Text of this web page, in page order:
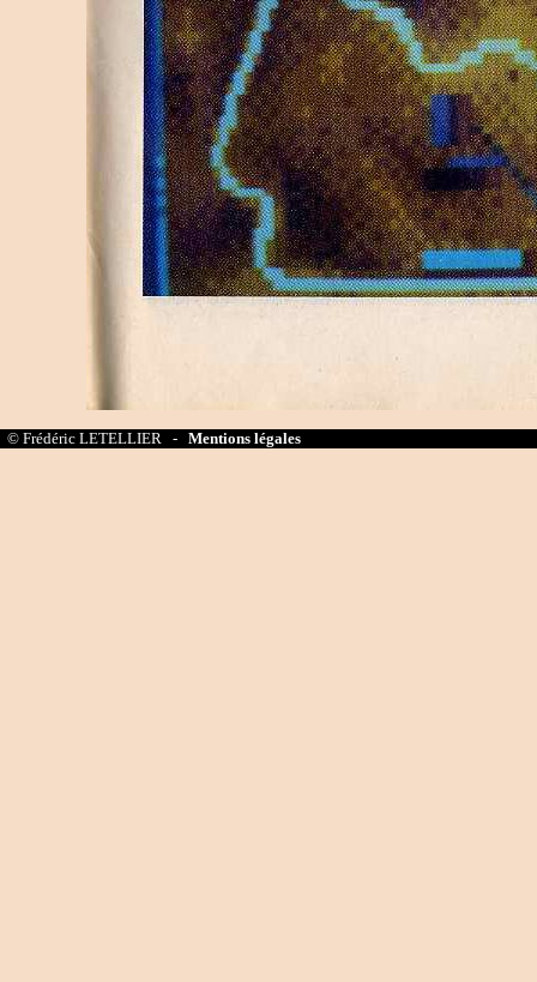
© Frédéric LETELLIER - Mentions légales